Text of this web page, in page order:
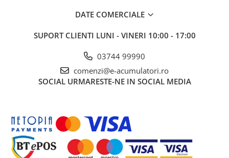
DATE COMERCIALE
SUPORT CLIENTI LUNI - VINERI 10:00 - 17:00
03744 99990
comenzi@e-acumulatori.ro
SOCIAL URMARESTE-NE IN SOCIAL MEDIA